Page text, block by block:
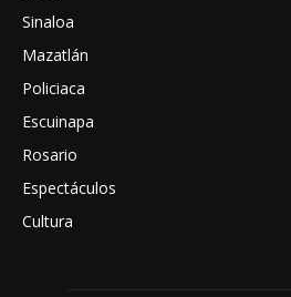
Sinaloa
Mazatlán
Policiaca
Escuinapa
Rosario
Espectáculos
Cultura